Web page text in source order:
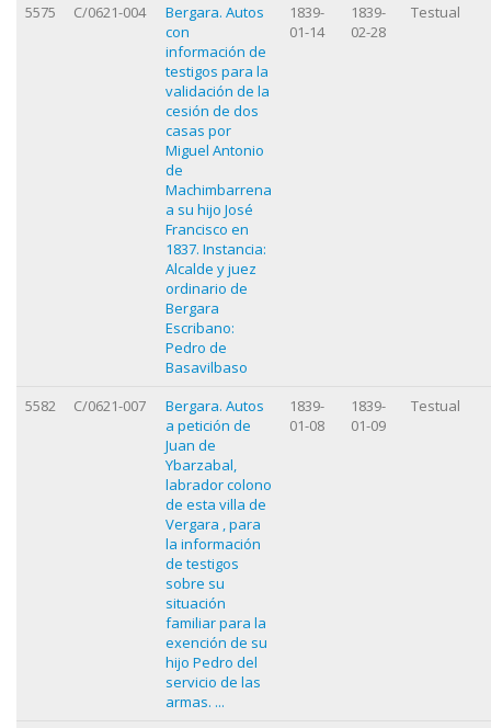
5575 C/0621-004
Bergara. Autos
con
información de
testigos para la
validación de la
cesión de dos
casas por
Miguel Antonio
de
Machimbarrena
a su hijo José
Francisco en
1837. Instancia:
Alcalde y juez
ordinario de
Bergara
Escribano:
Pedro de
Basavilbaso
1839-
01-14
1839-
02-28
Testual
5582 C/0621-007
Bergara. Autos
a petición de
Juan de
Ybarzabal,
labrador colono
de esta villa de
Vergara , para
la información
de testigos
sobre su
situación
familiar para la
exención de su
hijo Pedro del
servicio de las
armas. ...
1839-
01-08
1839-
01-09
Testual